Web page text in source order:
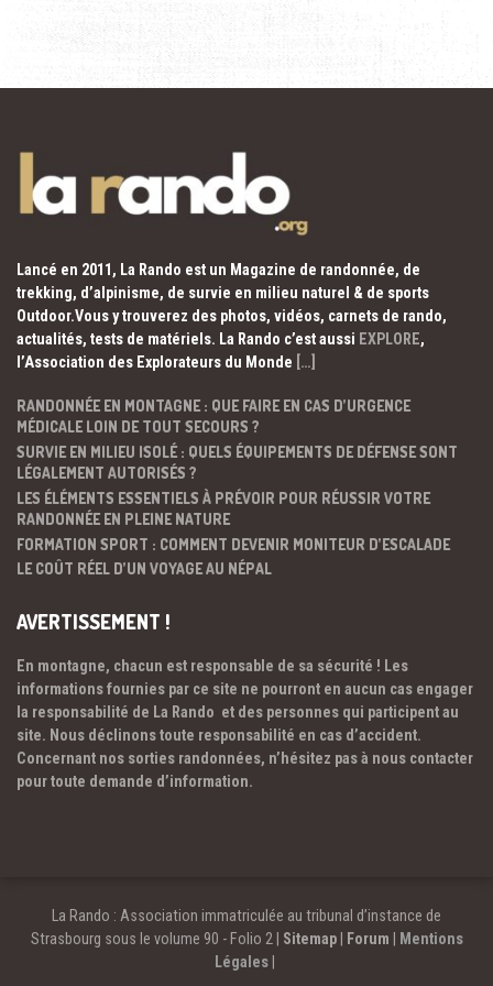
Lancé en 2011, La Rando est un Magazine de randonnée, de
trekking, d’alpinisme, de survie en milieu naturel & de sports
Outdoor.Vous y trouverez des photos, vidéos, carnets de rando,
actualités, tests de matériels. La Rando c’est aussi EXPLORE,
l’Association des Explorateurs du Monde […]
RANDONNÉE EN MONTAGNE : QUE FAIRE EN CAS D’URGENCE
MÉDICALE LOIN DE TOUT SECOURS ?
SURVIE EN MILIEU ISOLÉ : QUELS ÉQUIPEMENTS DE DÉFENSE SONT
LÉGALEMENT AUTORISÉS ?
LES ÉLÉMENTS ESSENTIELS À PRÉVOIR POUR RÉUSSIR VOTRE
RANDONNÉE EN PLEINE NATURE
FORMATION SPORT : COMMENT DEVENIR MONITEUR D’ESCALADE
LE COÛT RÉEL D’UN VOYAGE AU NÉPAL
AVERTISSEMENT !
En montagne, chacun est responsable de sa sécurité ! Les
informations fournies par ce site ne pourront en aucun cas engager
la responsabilité de La Rando et des personnes qui participent au
site. Nous déclinons toute responsabilité en cas d’accident.
Concernant nos sorties randonnées, n’hésitez pas à nous contacter
pour toute demande d’information.
La Rando : Association immatriculée au tribunal d’instance de
Strasbourg sous le volume 90 - Folio 2 | Sitemap| Forum
Mentions
Légales